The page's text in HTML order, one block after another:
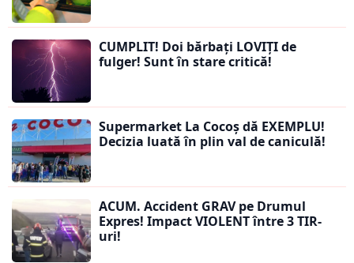
CUMPLIT! Doi bărbați LOVIȚI de
fulger! Sunt în stare critică!
Supermarket La Cocoș dă EXEMPLU!
Decizia luată în plin val de caniculă!
ACUM. Accident GRAV pe Drumul
Expres! Impact VIOLENT între 3 TIR-
uri!